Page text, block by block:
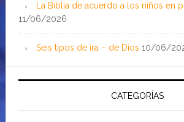
La Biblia de acuerdo a los niños en
11/06/2026
Seis tipos de ira – de Dios 10/06/
CATEGORÍAS